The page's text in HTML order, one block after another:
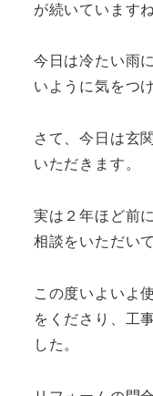
が続いていますね
今日は冷たい雨
いように気をつ
さて、今日は玄
いただきます。
実は２年ほど前
相談をいただい
この度いよいよ
をくださり、工
した。